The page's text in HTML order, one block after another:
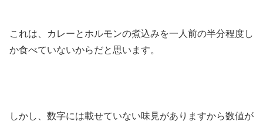
これは、カレーとホルモンの煮込みを一人前の半分程度し
か食べていないからだと思います。
しかし、数字には載せていない味見がありますから数値が